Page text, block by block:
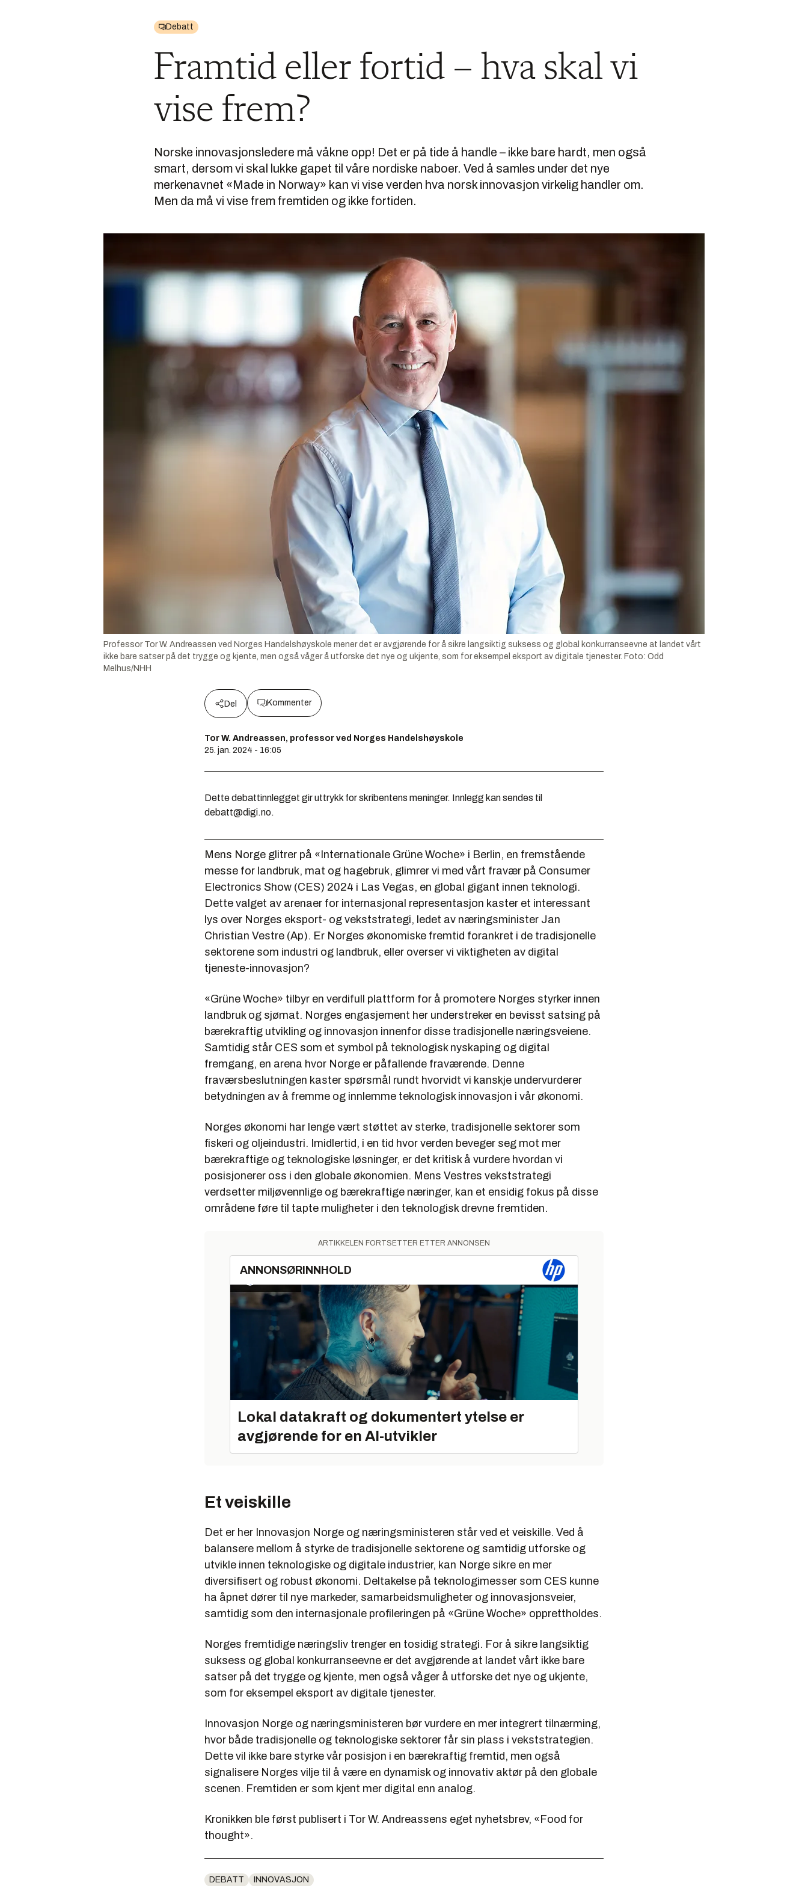
Debatt
Framtid eller fortid – hva skal vi
vise frem?
Norske innovasjonsledere må våkne opp! Det er på tide å handle – ikke bare hardt, men også
smart, dersom vi skal lukke gapet til våre nordiske naboer. Ved å samles under det nye
merkenavnet «Made in Norway» kan vi vise verden hva norsk innovasjon virkelig handler om.
Men da må vi vise frem fremtiden og ikke fortiden.
Professor Tor W. Andreassen ved Norges Handelshøyskole mener det er avgjørende for å sikre langsiktig suksess og global konkurranseevne at landet vårt
ikke bare satser på det trygge og kjente, men også våger å utforske det nye og ukjente, som for eksempel eksport av digitale tjenester. Foto: Odd
Melhus/NHH
Del Kommenter
Tor W. Andreassen, professor ved Norges Handelshøyskole
25. jan. 2024 - 16:05
Dette debattinnlegget gir uttrykk for skribentens meninger. Innlegg kan sendes til
debatt@digi.no.
Mens Norge glitrer på «Internationale Grüne Woche» i Berlin, en fremstående
messe for landbruk, mat og hagebruk, glimrer vi med vårt fravær på Consumer
Electronics Show (CES) 2024 i Las Vegas, en global gigant innen teknologi.
Dette valget av arenaer for internasjonal representasjon kaster et interessant
lys over Norges eksport- og vekststrategi, ledet av næringsminister Jan
Christian Vestre (Ap). Er Norges økonomiske fremtid forankret i de tradisjonelle
sektorene som industri og landbruk, eller overser vi viktigheten av digital
tjeneste-innovasjon?
«Grüne Woche» tilbyr en verdifull plattform for å promotere Norges styrker innen
landbruk og sjømat. Norges engasjement her understreker en bevisst satsing på
bærekraftig utvikling og innovasjon innenfor disse tradisjonelle næringsveiene.
Samtidig står CES som et symbol på teknologisk nyskaping og digital
fremgang, en arena hvor Norge er påfallende fraværende. Denne
fraværsbeslutningen kaster spørsmål rundt hvorvidt vi kanskje undervurderer
betydningen av å fremme og innlemme teknologisk innovasjon i vår økonomi.
Norges økonomi har lenge vært støttet av sterke, tradisjonelle sektorer som
fiskeri og oljeindustri. Imidlertid, i en tid hvor verden beveger seg mot mer
bærekraftige og teknologiske løsninger, er det kritisk å vurdere hvordan vi
posisjonerer oss i den globale økonomien. Mens Vestres vekststrategi
verdsetter miljøvennlige og bærekraftige næringer, kan et ensidig fokus på disse
områdene føre til tapte muligheter i den teknologisk drevne fremtiden.
ARTIKKELEN FORTSETTER ETTER ANNONSEN
ANNONSØRINNHOLD
Lokal datakraft og dokumentert ytelse er
avgjørende for en AI-utvikler
Et veiskille
Det er her Innovasjon Norge og næringsministeren står ved et veiskille. Ved å
balansere mellom å styrke de tradisjonelle sektorene og samtidig utforske og
utvikle innen teknologiske og digitale industrier, kan Norge sikre en mer
diversifisert og robust økonomi. Deltakelse på teknologimesser som CES kunne
ha åpnet dører til nye markeder, samarbeidsmuligheter og innovasjonsveier,
samtidig som den internasjonale profileringen på «Grüne Woche» opprettholdes.
Norges fremtidige næringsliv trenger en tosidig strategi. For å sikre langsiktig
suksess og global konkurranseevne er det avgjørende at landet vårt ikke bare
satser på det trygge og kjente, men også våger å utforske det nye og ukjente,
som for eksempel eksport av digitale tjenester.
Innovasjon Norge og næringsministeren bør vurdere en mer integrert tilnærming,
hvor både tradisjonelle og teknologiske sektorer får sin plass i vekststrategien.
Dette vil ikke bare styrke vår posisjon i en bærekraftig fremtid, men også
signalisere Norges vilje til å være en dynamisk og innovativ aktør på den globale
scenen. Fremtiden er som kjent mer digital enn analog.
Kronikken ble først publisert i Tor W. Andreassens eget nyhetsbrev, «Food for
thought».
DEBATT INNOVASJON